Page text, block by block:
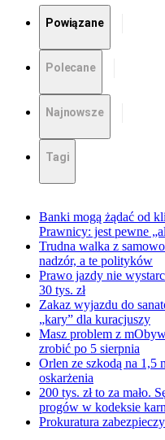
Powiązane
Polecane
Najnowsze
Tagi
Banki mogą żądać od
Prawnicy: jest pewne
Trudna walka z
nadzór, a te polityków
Prawo jazdy nie
30 tys. zł
Zakaz wyjazdu do
„kary” dla kuracjuszy
Masz problem z
zrobić po 5 sierpnia
Orlen ze szkodą na 1,5
oskarżenia
200 tys. zł to za mało.
progów w kodeksie
Prokuratura